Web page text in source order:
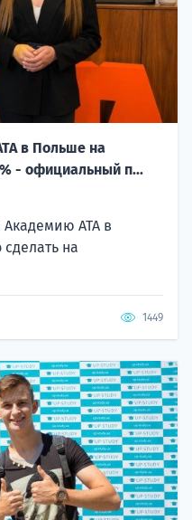
в Польше на
- официальный п...
ATA в
на
1449